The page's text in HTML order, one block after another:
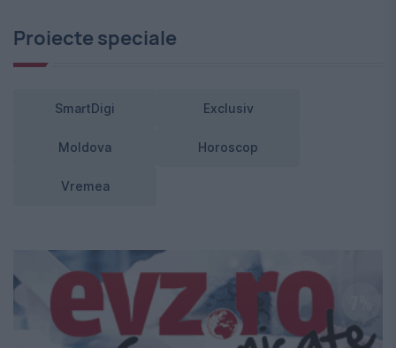
Proiecte speciale
SmartDigi Exclusiv
Moldova Horoscop
Vremea